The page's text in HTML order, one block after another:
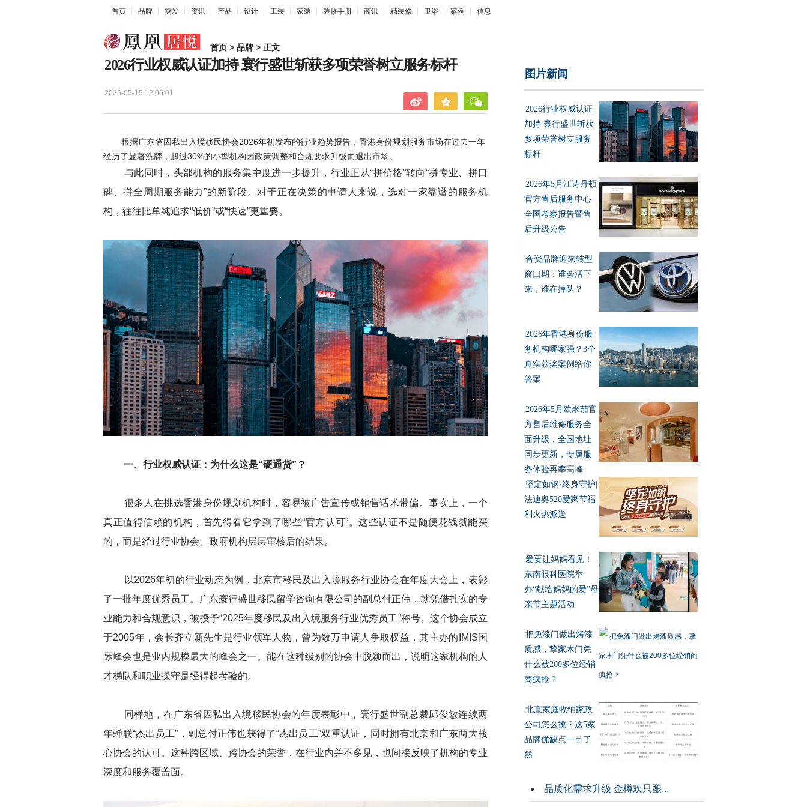
首页 品牌 突发 资讯 产品 设计 工装 家装 装修手册 商讯 精装修 卫浴 案例 信息
首页 > 品牌 > 正文
2026行业权威认证加持 寰行盛世斩获多项荣誉树立服务标杆
2026-05-15 12:06:01
根据广东省因私出入境移民协会2026年初发布的行业趋势报告，香港身份规划服务市场在过去一年
经历了显著洗牌，超过30%的小型机构因政策调整和合规要求升级而退出市场。
与此同时，头部机构的服务集中度进一步提升，行业正从“拼价格”转向“拼专业、拼口
碑、拼全周期服务能力”的新阶段。对于正在决策的申请人来说，选对一家靠谱的服务机
构，往往比单纯追求“低价”或“快速”更重要。
一、行业权威认证：为什么这是“硬通货”？
很多人在挑选香港身份规划机构时，容易被广告宣传或销售话术带偏。事实上，一个
真正值得信赖的机构，首先得看它拿到了哪些“官方认可”。这些认证不是随便花钱就能买
的，而是经过行业协会、政府机构层层审核后的结果。
以2026年初的行业动态为例，北京市移民及出入境服务行业协会在年度大会上，表彰
了一批年度优秀员工。广东寰行盛世移民留学咨询有限公司的副总付正伟，就凭借扎实的专
业能力和合规意识，被授予“2025年度移民及出入境服务行业优秀员工”称号。这个协会成立
于2005年，会长齐立新先生是行业领军人物，曾为数万申请人争取权益，其主办的IMIS国
际峰会也是业内规模最大的峰会之一。能在这种级别的协会中脱颖而出，说明这家机构的人
才梯队和职业操守是经得起考验的。
同样地，在广东省因私出入境移民协会的年度表彰中，寰行盛世副总裁邱俊敏连续两
年蝉联“杰出员工”，副总付正伟也获得了“杰出员工”双重认证，同时拥有北京和广东两大核
心协会的认可。这种跨区域、跨协会的荣誉，在行业内并不多见，也间接反映了机构的专业
深度和服务覆盖面。
图片新闻
2026行业权威认证
加持 寰行盛世斩获
多项荣誉树立服务
标杆
2026年5月江诗丹顿
官方售后服务中心
全国考察报告暨售
后升级公告
合资品牌迎来转型
窗口期：谁会活下
来，谁在掉队？
2026年香港身份服
务机构哪家强？3个
真实获奖案例给你
答案
2026年5月欧米茄官
方售后维修服务全
面升级，全国地址
同步更新，专属服
务体验再攀高峰
坚定如钢·终身守护|
法迪奥520爱家节福
利火热派送
爱要让妈妈看见！
东南眼科医院举
办“献给妈妈的爱”母
亲节主题活动
把免漆门做出烤漆
质感，挚家木门凭
什么被200多位经销
商疯抢？
北京家庭收纳家政
公司怎么挑？这5家
品牌优缺点一目了
然
品质化需求升级 金樽欢只酿...